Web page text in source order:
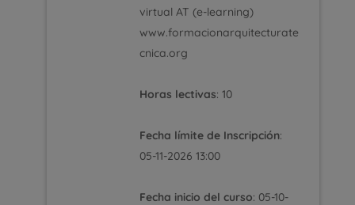
virtual AT (e-learning)
www.formacionarquitecturate
cnica.org
Horas lectivas: 10
Fecha límite de Inscripción:
05-11-2026 13:00
Fecha inicio del curso: 05-10-